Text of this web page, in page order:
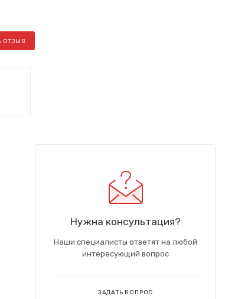
ОТЗЫВ
Нужна консультация?
Наши специалисты ответят на любой
интересующий вопрос
ЗАДАТЬ ВОПРОС